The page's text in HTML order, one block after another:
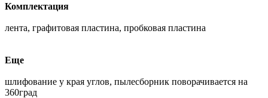
Комплектация
лента, графитовая пластина, пробковая пластина
Еще
шлифование у края углов, пылесборник поворачивается на
360град